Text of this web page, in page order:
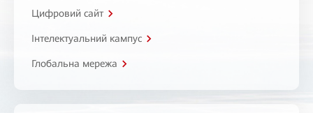
Цифровий сайт
Інтелектуальний кампус
Глобальна мережа